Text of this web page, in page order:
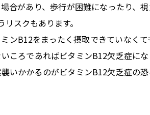
合があり、歩行が困難になったり、
スクもあります。
ンB12をまったく摂取できていなく
ころであればビタミンB12欠乏症にな
いかかるのがビタミンB12欠乏症の